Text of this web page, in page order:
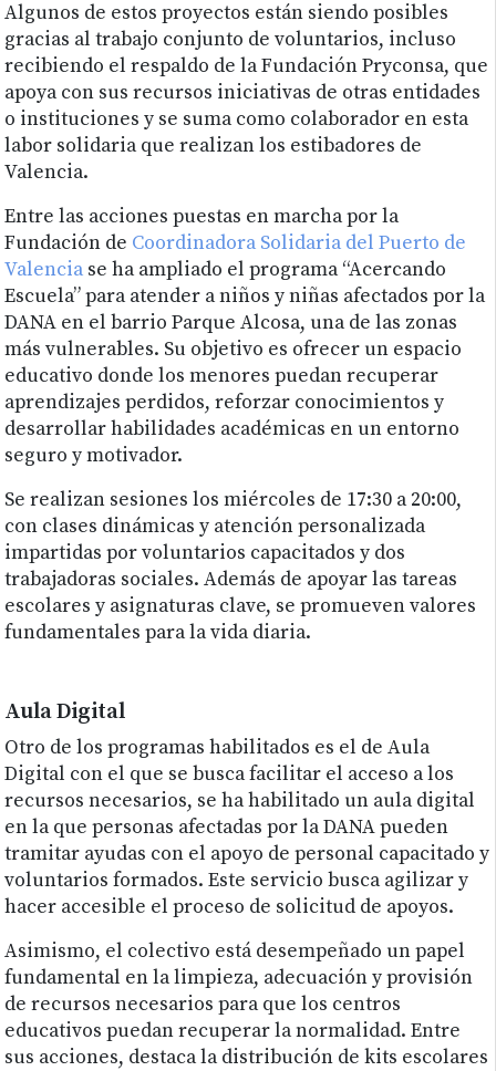
Algunos de estos proyectos están siendo posibles
gracias al trabajo conjunto de voluntarios, incluso
recibiendo el respaldo de la Fundación Pryconsa, que
apoya con sus recursos iniciativas de otras entidades
o instituciones y se suma como colaborador en esta
labor solidaria que realizan los estibadores de
Valencia.
Entre las acciones puestas en marcha por la
Fundación de Coordinadora Solidaria del Puerto de
Valencia se ha ampliado el programa “Acercando
Escuela” para atender a niños y niñas afectados por la
DANA en el barrio Parque Alcosa, una de las zonas
más vulnerables. Su objetivo es ofrecer un espacio
educativo donde los menores puedan recuperar
aprendizajes perdidos, reforzar conocimientos y
desarrollar habilidades académicas en un entorno
seguro y motivador.
Se realizan sesiones los miércoles de 17:30 a 20:00,
con clases dinámicas y atención personalizada
impartidas por voluntarios capacitados y dos
trabajadoras sociales. Además de apoyar las tareas
escolares y asignaturas clave, se promueven valores
fundamentales para la vida diaria.
Aula Digital
Otro de los programas habilitados es el de Aula
Digital con el que se busca facilitar el acceso a los
recursos necesarios, se ha habilitado un aula digital
en la que personas afectadas por la DANA pueden
tramitar ayudas con el apoyo de personal capacitado y
voluntarios formados. Este servicio busca agilizar y
hacer accesible el proceso de solicitud de apoyos.
Asimismo, el colectivo está desempeñado un papel
fundamental en la limpieza, adecuación y provisión
de recursos necesarios para que los centros
educativos puedan recuperar la normalidad. Entre
sus acciones, destaca la distribución de kits escolares